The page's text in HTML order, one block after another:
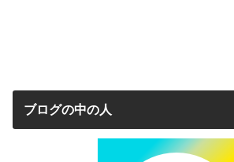
ブログの中の人